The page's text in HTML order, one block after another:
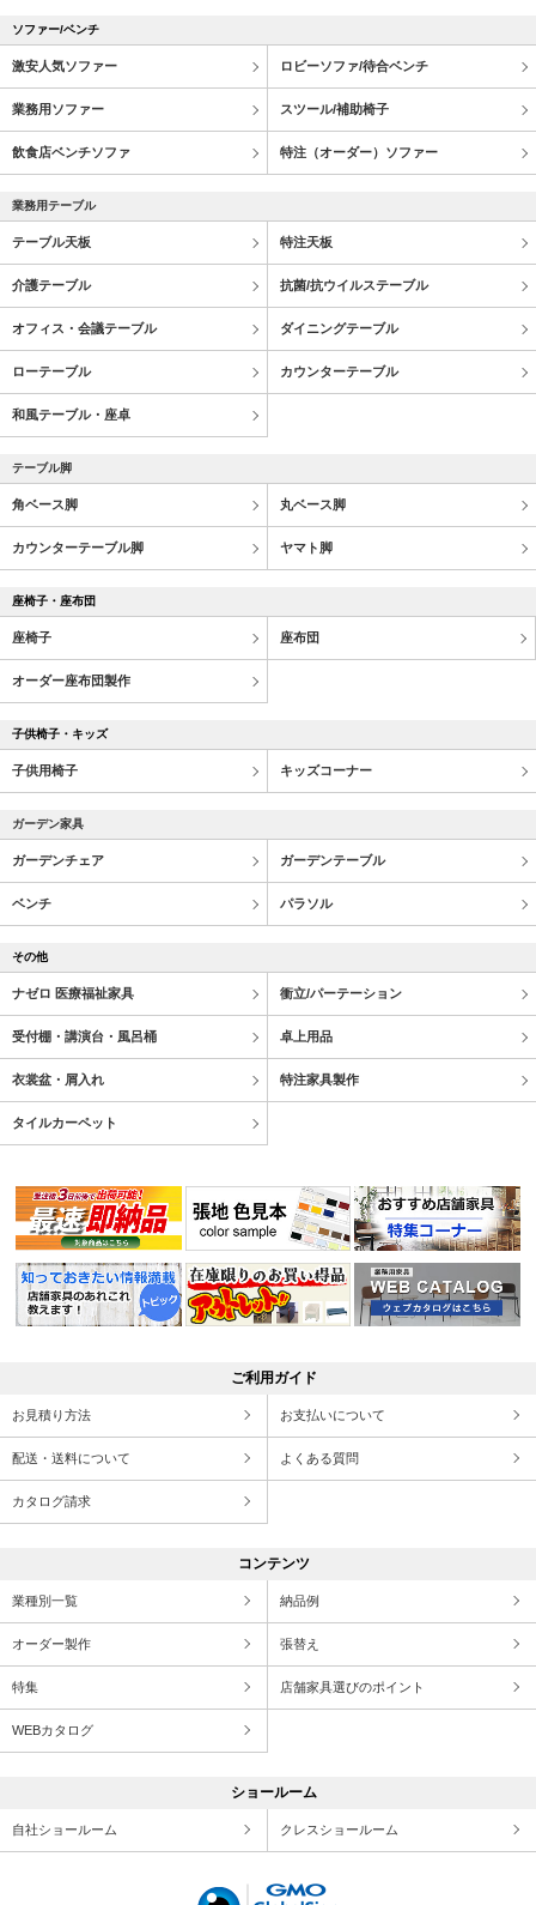
ソファー/ベンチ
激安人気ソファー ロビーソファ/待合ベンチ
業務用ソファー スツール/補助椅子
飲食店ベンチソファ 特注（オーダー）ソファー
業務用テーブル
テーブル天板 特注天板
介護テーブル 抗菌/抗ウイルステーブル
オフィス・会議テーブル ダイニングテーブル
ローテーブル カウンターテーブル
和風テーブル・座卓
テーブル脚
角ベース脚 丸ベース脚
カウンターテーブル脚 ヤマト脚
座椅子・座布団
座椅子 座布団
オーダー座布団製作
子供椅子・キッズ
子供用椅子 キッズコーナー
ガーデン家具
ガーデンチェア ガーデンテーブル
ベンチ パラソル
その他
ナゼロ 医療福祉家具 衝立/パーテーション
受付棚・講演台・風呂桶 卓上用品
衣裳盆・屑入れ 特注家具製作
タイルカーペット
ご利用ガイド
お見積り方法 お支払いについて
配送・送料について よくある質問
カタログ請求
コンテンツ
業種別一覧 納品例
オーダー製作 張替え
特集 店舗家具選びのポイント
WEBカタログ
ショールーム
自社ショールーム クレスショールーム